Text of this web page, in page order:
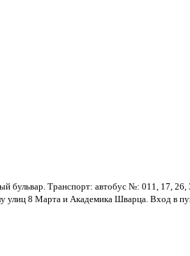
бульвар. Транспорт: автобус №: 011, 17,
улиц 8 Марта и Академика Шварца. Вход